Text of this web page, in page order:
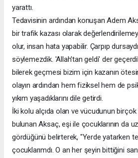
yarattı.
Tedavisinin ardından konuşan Adem
bir trafik kazası olarak
olur, insan hata yapabilir. Çarpıp
söylemezdik. 'Allah'tan geldi' der
bilerek geçmesi bizim için kazanın
olayın ardından hem fiziksel hem de
yıkım yaşadıklarını dile getirdi.
İki kolu alçıda olan ve vücudunun
bulunan Aksaç, eşi ile çocuklarının da
gördüğünü belirterek, "Yerde yatarken
çocuklarımdı. O an her şeyin bittiğini